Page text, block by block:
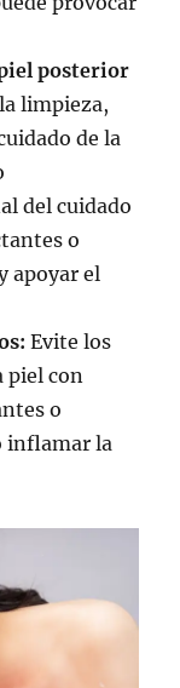
posterior
limpieza,
de la
del cuidado
o
apoyar el
Evite los
piel con
o
inflamar la